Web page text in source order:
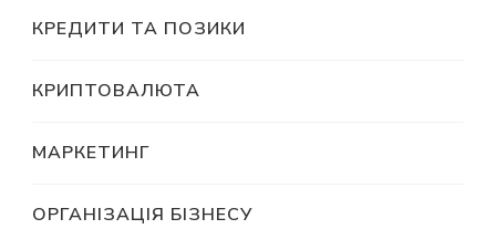
КРЕДИТИ ТА ПОЗИКИ
КРИПТОВАЛЮТА
МАРКЕТИНГ
ОРГАНІЗАЦІЯ БІЗНЕСУ